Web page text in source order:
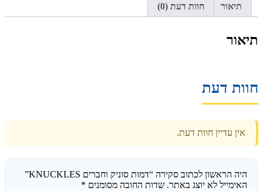
תיאור חוות דעת (0)
תיאור
חוות דעת
אין עדיין חוות דעת.
היה הראשון לכתוב סקירה “דמות סוניק וחברים KNUCKLES”
האימייל לא יוצג באתר. שדות החובה מסומנים *